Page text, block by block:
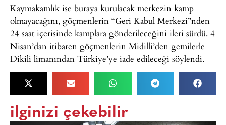
Kaymakamlık ise buraya kurulacak merkezin kamp
olmayacağını, göçmenlerin “Geri Kabul Merkezi”nden
24 saat içerisinde kamplara gönderileceğini ileri sürdü. 4
Nisan’dan itibaren göçmenlerin Midilli’den gemilerle
Dikili limanından Türkiye’ye iade edileceği söylendi.
ilginizi çekebilir